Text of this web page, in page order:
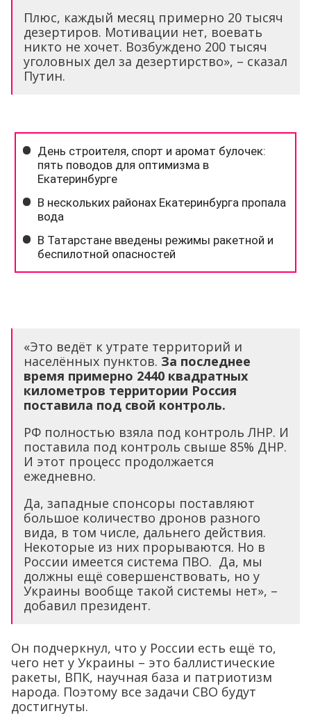
Плюс, каждый месяц примерно 20 тысяч
дезертиров. Мотивации нет, воевать
никто не хочет. Возбуждено 200 тысяч
уголовных дел за дезертирство», – сказал
Путин.
«Это ведёт к утрате территорий и
населённых пунктов. За последнее
время примерно 2440 квадратных
километров территории Россия
поставила под свой контроль.
РФ полностью взяла под контроль ЛНР. И
поставила под контроль свыше 85% ДНР.
И этот процесс продолжается
ежедневно.
Да, западные спонсоры поставляют
большое количество дронов разного
вида, в том числе, дальнего действия.
Некоторые из них прорываются. Но в
России имеется система ПВО. Да, мы
должны ещё совершенствовать, но у
Украины вообще такой системы нет», –
добавил президент.
Он подчеркнул, что у России есть ещё то,
чего нет у Украины – это баллистические
ракеты, ВПК, научная база и патриотизм
народа. Поэтому все задачи СВО будут
достигнуты.